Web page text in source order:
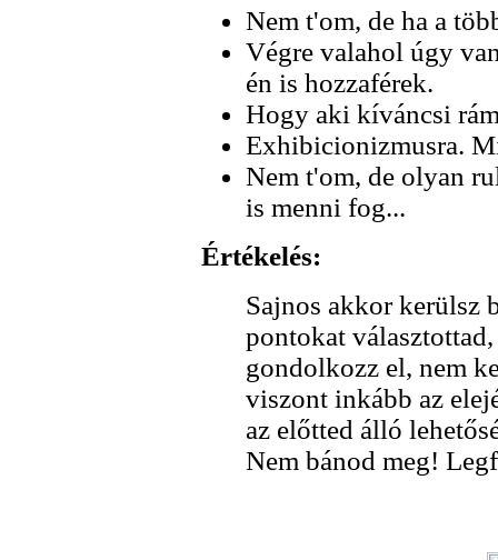
Nem t'om, de ha a
Végre valahol úgy
én is hozzaférek.
Hogy aki kíváncsi
Exhibicionizmusra.
Nem t'om, de olyan
is menni fog...
Értékelés:
Sajnos akkor kerülsz
pontokat
gondolkozz el, nem
viszont inkább az
az előtted álló
Nem bánod meg!